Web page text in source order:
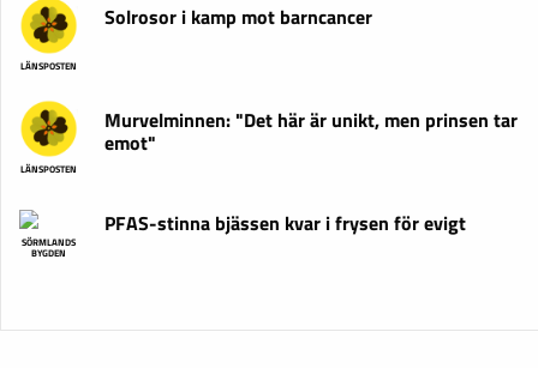
LÄNSPOSTEN
Solrosor i kamp mot barncancer
LÄNSPOSTEN
Murvelminnen: "Det här är unikt, men prinsen tar
emot"
SÖRMLANDS
BYGDEN
PFAS-stinna bjässen kvar i frysen för evigt